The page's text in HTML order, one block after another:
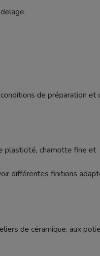
de préparation et
plasticité, chamotte fine et
différentes finitions
de céramique, aux